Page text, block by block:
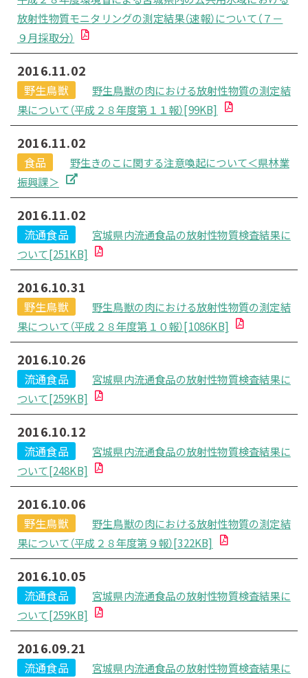
放射性物質モニタリングの測定結果（速報）について（７－
９月採取分）
2016.11.02
野生鳥獣
野生鳥獣の肉における放射性物質の測定結
果について（平成２８年度第１１報）[99KB]
2016.11.02
食品
野生きのこに関する注意喚起について＜県林業
振興課＞
2016.11.02
流通食品
宮城県内流通食品の放射性物質検査結果に
ついて[251KB]
2016.10.31
野生鳥獣
野生鳥獣の肉における放射性物質の測定結
果について（平成２８年度第１０報）[1086KB]
2016.10.26
流通食品
宮城県内流通食品の放射性物質検査結果に
ついて[259KB]
2016.10.12
流通食品
宮城県内流通食品の放射性物質検査結果に
ついて[248KB]
2016.10.06
野生鳥獣
野生鳥獣の肉における放射性物質の測定結
果について（平成２８年度第９報）[322KB]
2016.10.05
流通食品
宮城県内流通食品の放射性物質検査結果に
ついて[259KB]
2016.09.21
流通食品
宮城県内流通食品の放射性物質検査結果に